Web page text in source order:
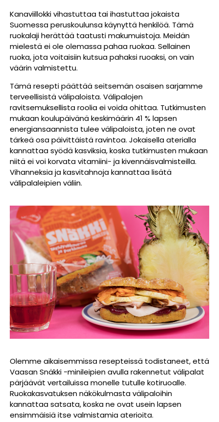
Kanaviillokki vihastuttaa tai ihastuttaa jokaista
Suomessa peruskoulunsa käynyttä henkilöä. Tämä
ruokalaji herättää taatusti makumuistoja. Meidän
mielestä ei ole olemassa pahaa ruokaa. Sellainen
ruoka, jota voitaisiin kutsua pahaksi ruoaksi, on vain
väärin valmistettu.
Tämä resepti päättää seitsemän osaisen sarjamme
terveellisistä välipaloista. Välipalojen
ravitsemuksellista roolia ei voida ohittaa. Tutkimusten
mukaan koulupäivänä keskimäärin 41 % lapsen
energiansaannista tulee välipaloista, joten ne ovat
tärkeä osa päivittäistä ravintoa. Jokaisella aterialla
kannattaa syödä kasviksia, koska tutkimusten mukaan
niitä ei voi korvata vitamiini- ja kivennäisvalmisteilla.
Vihanneksia ja kasvitahnoja kannattaa lisätä
välipalaleipien väliin.
Olemme aikaisemmissa resepteissä todistaneet, että
Vaasan Snäkki -minileipien avulla rakennetut välipalat
pärjäävät vertailuissa monelle tutulle kotiruoalle.
Ruokakasvatuksen näkökulmasta välipaloihin
kannattaa satsata, koska ne ovat usein lapsen
ensimmäisiä itse valmistamia aterioita.